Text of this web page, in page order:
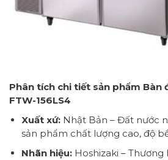
Phân tích chi tiết sản phẩm Bàn
FTW-156LS4
Xuất xứ:Nhật Bản – Đất nước
sản phẩm chất lượng cao, độ
Nhãn hiệu:Hoshizaki – Thương